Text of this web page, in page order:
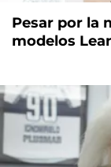
Pesar por la
modelos